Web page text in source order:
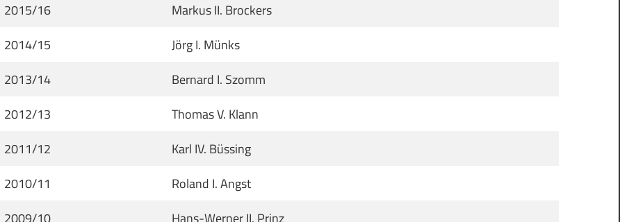
2015/16
Markus II. Brockers
2014/15
Jörg I. Münks
2013/14
Bernard I. Szomm
2012/13
Thomas V. Klann
2011/12
Karl IV. Büssing
2010/11
Roland I. Angst
2009/10
Hans-Werner II. Prinz